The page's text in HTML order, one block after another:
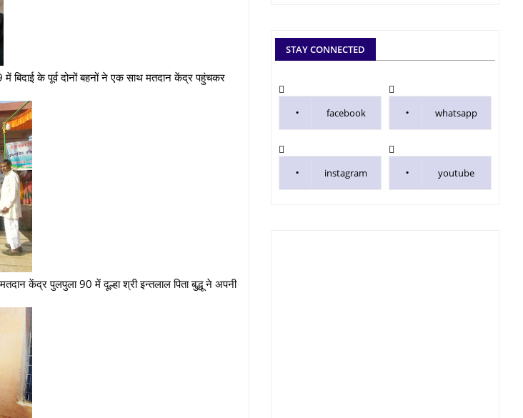
बिदाई के पूर्व दोनों बहनों ने एक साथ मतदान केंद्र पहुंचकर
केंद्र पुलपुला 90 में दूल्हा श्री इन्तलाल पिता बुद्धू ने अपनी
STAY CONNECTED
facebook whatsapp
instagram youtube